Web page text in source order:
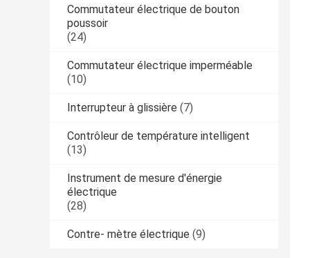
Commutateur électrique de bouton
poussoir
(24)
Commutateur électrique imperméable
(10)
Interrupteur à glissière (7)
Contrôleur de température intelligent
(13)
Instrument de mesure d'énergie
électrique
(28)
Contre- mètre électrique (9)